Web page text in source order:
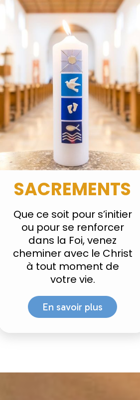
SACREMENTS
Que ce soit pour s’initier
ou pour se renforcer
dans la Foi, venez
cheminer avec le Christ
à tout moment de
votre vie.
En savoir plus